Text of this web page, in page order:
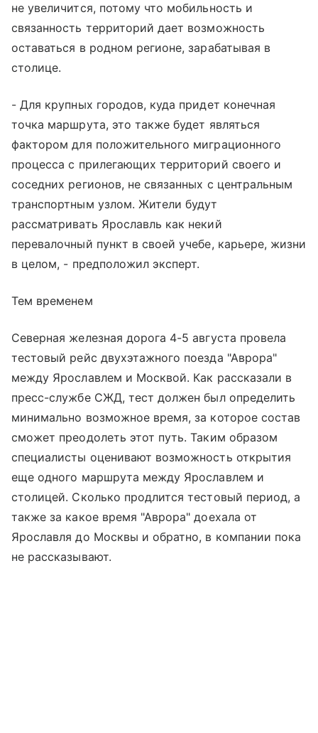
не увеличится, потому что мобильность и
связанность территорий дает возможность
оставаться в родном регионе, зарабатывая в
столице.
- Для крупных городов, куда придет конечная
точка маршрута, это также будет являться
фактором для положительного миграционного
процесса с прилегающих территорий своего и
соседних регионов, не связанных с центральным
транспортным узлом. Жители будут
рассматривать Ярославль как некий
перевалочный пункт в своей учебе, карьере, жизни
в целом, - предположил эксперт.
Тем временем
Северная железная дорога 4-5 августа провела
тестовый рейс двухэтажного поезда "Аврора"
между Ярославлем и Москвой. Как рассказали в
пресс-службе СЖД, тест должен был определить
минимально возможное время, за которое состав
сможет преодолеть этот путь. Таким образом
специалисты оценивают возможность открытия
еще одного маршрута между Ярославлем и
столицей. Сколько продлится тестовый период, а
также за какое время "Аврора" доехала от
Ярославля до Москвы и обратно, в компании пока
не рассказывают.